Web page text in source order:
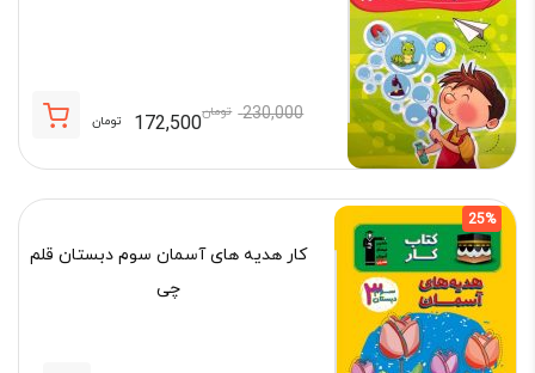
230,000 تومان
اصلی:
230,000 تومان
172,500 تومان
فعلی:
172,500 تومان.
25%
کار هدیه های آسمان سوم دبستان قلم
چی